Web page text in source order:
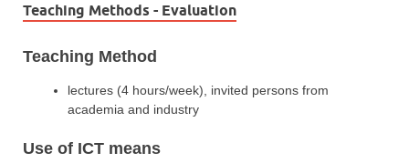
Teaching Methods - Evaluation
Teaching Method
lectures (4 hours/week), invited persons from
academia and industry
Use of ICT means